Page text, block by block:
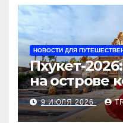
НОВОСТИ ДЛЯ
Пхукет-
на острове
9 ИЮЛЯ 2026